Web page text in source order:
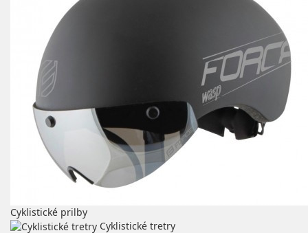
Cyklistické prilby
Cyklistické tretry